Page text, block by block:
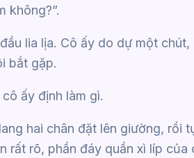
không?”.
lia lịa. Cô ấy do dự một
bắt gặp.
ấy định làm gì.
hai chân đặt lên giường, rồi
rất rõ, phần đáy quần xì líp